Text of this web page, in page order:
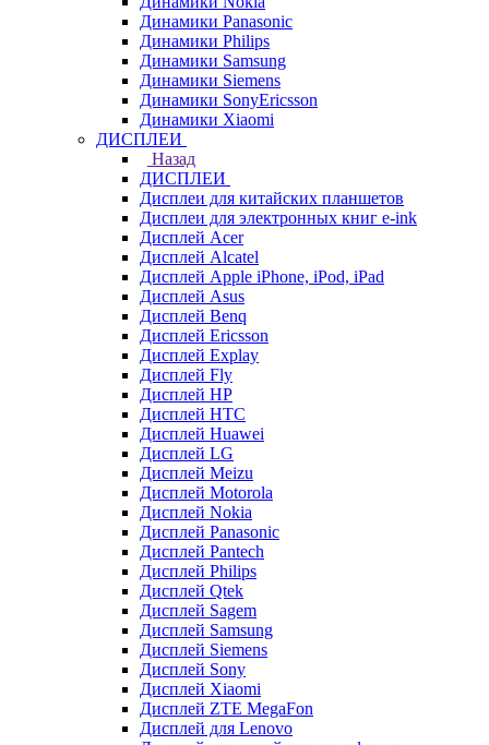
Динамики Panasonic
Динамики Philips
Динамики Samsung
Динамики Siemens
Динамики SonyEricsson
Динамики Xiaomi
ДИСПЛЕИ
Назад
ДИСПЛЕИ
Дисплеи для китайских планшетов
Дисплеи для электронных книг e-ink
Дисплей Acer
Дисплей Alcatel
Дисплей Apple iPhone, iPod, iPad
Дисплей Asus
Дисплей Benq
Дисплей Ericsson
Дисплей Explay
Дисплей Fly
Дисплей HP
Дисплей HTC
Дисплей Huawei
Дисплей LG
Дисплей Meizu
Дисплей Motorola
Дисплей Nokia
Дисплей Panasonic
Дисплей Pantech
Дисплей Philips
Дисплей Qtek
Дисплей Sagem
Дисплей Samsung
Дисплей Siemens
Дисплей Sony
Дисплей Xiaomi
Дисплей ZTE MegaFon
Дисплей для Lenovo